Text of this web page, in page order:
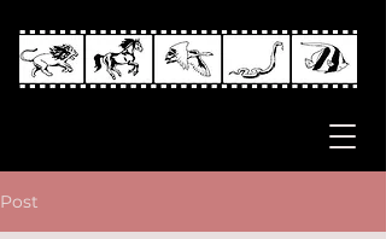
Post